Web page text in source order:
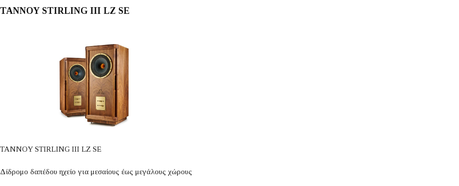
TANNOY STIRLING III LZ SE
TANNOY STIRLING III LZ SE
Δίδρομο δαπέδου ηχείο για μεσαίους έως μεγάλους χώρους